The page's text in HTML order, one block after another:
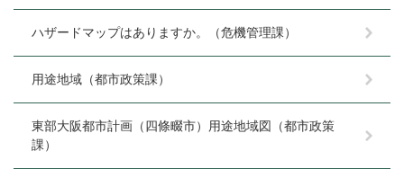
ハザードマップはありますか。（危機管理課）
用途地域（都市政策課）
東部大阪都市計画（四條畷市）用途地域図（都市政策
課）